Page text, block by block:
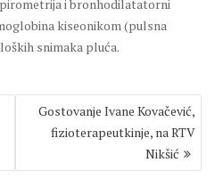
i bronhodilatatorni
kiseonikom (pulsna
snimaka pluća.
Gostovanje Ivane Kovačević,
fizioterapeutkinje, na RTV
Nikšić